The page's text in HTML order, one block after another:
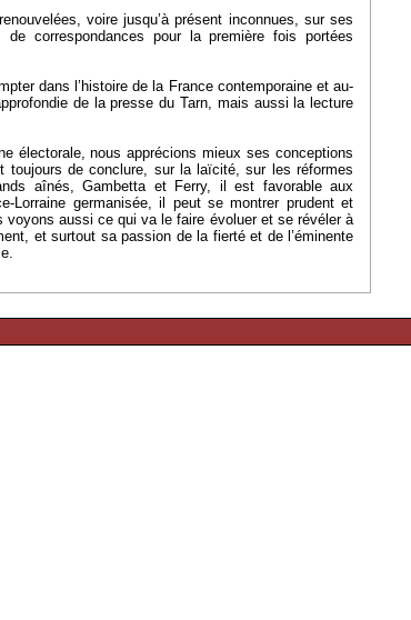
voire jusqu’à présent inconnues, sur ses
correspondances pour la première fois portées
dans l’histoire de la France contemporaine et au-
de la presse du Tarn, mais aussi la lecture
électorale, nous apprécions mieux ses conceptions
toujours de conclure, sur la laïcité, sur les réformes
aînés, Gambetta et Ferry, il est favorable aux
Lorraine germanisée, il peut se montrer prudent et
aussi ce qui va le faire évoluer et se révéler à
et surtout sa passion de la fierté et de l’éminente